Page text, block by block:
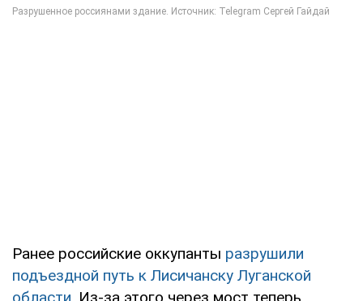
Ранее российские оккупанты разрушили
подъездной путь к Лисичанску Луганской
области. Из-за этого через мост теперь